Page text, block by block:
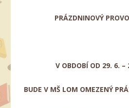
PRÁZDNINOVÝ
V OBDOBÍ OD 29. 6. –
BUDE V MŠ LOM OMEZENÝ